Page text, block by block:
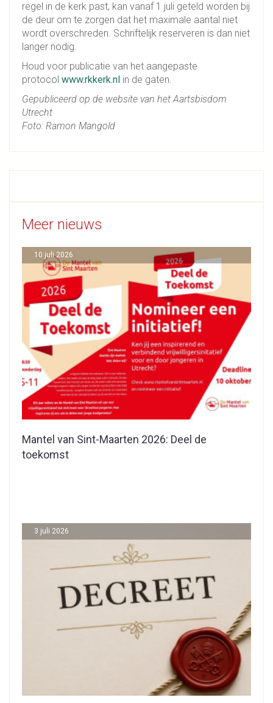
regel in de kerk past, kan vanaf 1 juli geteld worden bij
de deur om te zorgen dat het maximale aantal niet
wordt overschreden. Schriftelijk reserveren is dan niet
langer nodig.
Houd voor publicatie van het aangepaste
protocol www.rkkerk.nl in de gaten.
Gepubliceerd op de website van het Aartsbisdom
Utrecht
Foto: Ramon Mangold
Meer nieuws
Mantel van Sint-Maarten 2026: Deel de
toekomst
10 juli 2026
3 juli 2026